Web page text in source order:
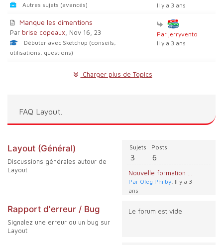
Autres sujets (avancés)
Il y a 3 ans
Manque les dimentions
Par brise copeaux , Nov 16, 23
Débuter avec Sketchup (conseils,
utilisations, questions)
Par jerryvento
Il y a 3 ans
Charger plus de Topics
FAQ Layout.
Layout (Général)
Discussions générales autour de
Layout
Sujets
3
Posts
6
Par Oleg Philby, Il y a 3
ans
Rapport d'erreur / Bug
Signalez une erreur ou un bug sur
Layout
Le forum est vide